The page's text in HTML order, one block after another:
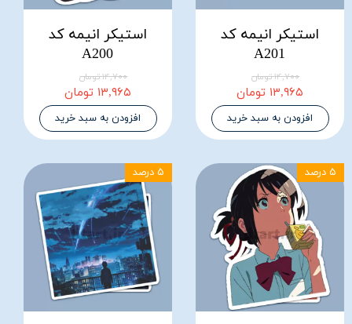
استیکر انیمه کد
A201
۱۴,۷۰۰ تومان
۱۳,۹۶۵ تومان
افزودن به سبد خرید
استیکر انیمه کد
A200
۱۴,۷۰۰ تومان
۱۳,۹۶۵ تومان
افزودن به سبد خرید
۵ درصد ۵ درصد